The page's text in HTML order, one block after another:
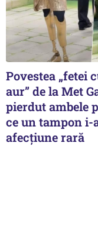
Povestea „fetei
aur” de la Met
pierdut ambele
ce un tampon i-
afecțiune rară